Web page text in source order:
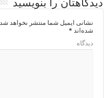
دیدگاهتان را بنویسید
نشانی ایمیل شما منتشر نخواهد شد.
شده‌اند *
دیدگاه